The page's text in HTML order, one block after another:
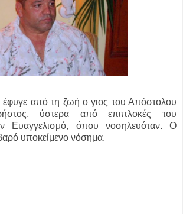
έφυγε από τη ζωή ο γιος του Απόστολου
ύστερα από επιπλοκές του
Ευαγγελισμό, όπου νοσηλευόταν. Ο
υποκείμενο νόσημα.